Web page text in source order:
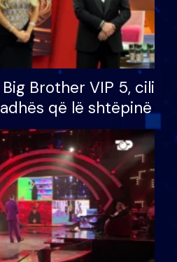
Brother VIP 5, cili
që lë shtëpinë